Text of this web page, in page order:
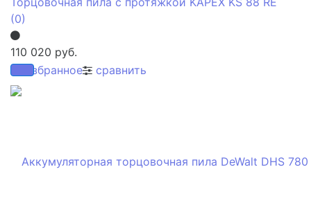
избранное сравнить
(0)
110 020 руб.